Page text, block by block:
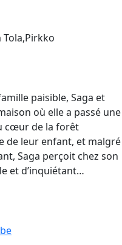
Tola,Pirkko
paisible, Saga et
où elle a passé une
cœur de la forêt
de leur enfant, et malgré
Saga perçoit chez son
et d’inquiétant…